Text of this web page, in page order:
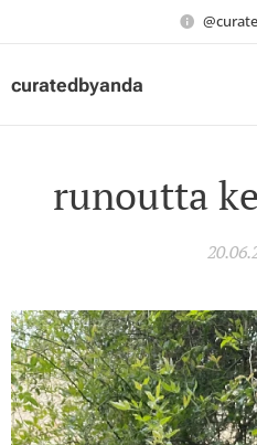
curatedbyanda
runoutta